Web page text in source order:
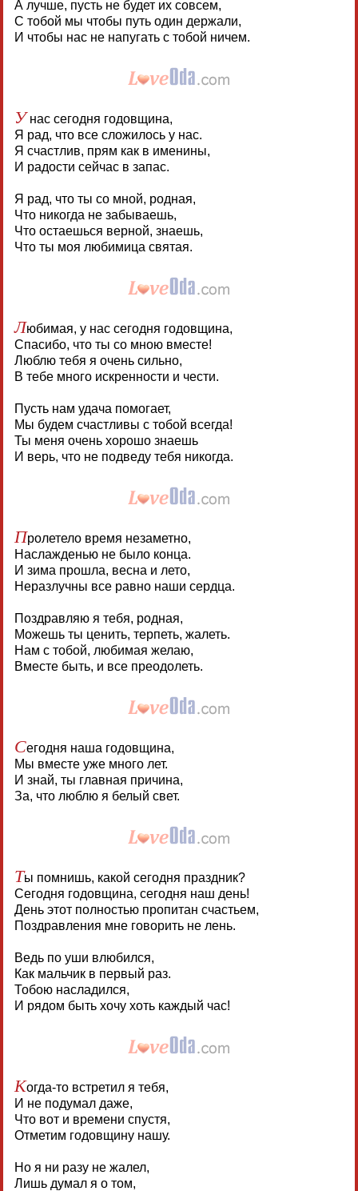
А лучше, пусть не будет их совсем,
С тобой мы чтобы путь один держали,
И чтобы нас не напугать с тобой ничем.
Унас сегодня годовщина,
Я рад, что все сложилось у нас.
Я счастлив, прям как в именины,
И радости сейчас в запас.
Я рад, что ты со мной, родная,
Что никогда не забываешь,
Что остаешься верной, знаешь,
Что ты моя любимица святая.
Любимая, у нас сегодня годовщина,
Спасибо, что ты со мною вместе!
Люблю тебя я очень сильно,
В тебе много искренности и чести.
Пусть нам удача помогает,
Мы будем счастливы с тобой всегда!
Ты меня очень хорошо знаешь
И верь, что не подведу тебя никогда.
Пролетело время незаметно,
Наслажденью не было конца.
И зима прошла, весна и лето,
Неразлучны все равно наши сердца.
Поздравляю я тебя, родная,
Можешь ты ценить, терпеть, жалеть.
Нам с тобой, любимая желаю,
Вместе быть, и все преодолеть.
Сегодня наша годовщина,
Мы вместе уже много лет.
И знай, ты главная причина,
За, что люблю я белый свет.
Ты помнишь, какой сегодня праздник?
Сегодня годовщина, сегодня наш день!
День этот полностью пропитан счастьем,
Поздравления мне говорить не лень.
Ведь по уши влюбился,
Как мальчик в первый раз.
Тобою насладился,
И рядом быть хочу хоть каждый час!
Когда-то встретил я тебя,
И не подумал даже,
Что вот и времени спустя,
Отметим годовщину нашу.
Но я ни разу не жалел,
Лишь думал я о том,